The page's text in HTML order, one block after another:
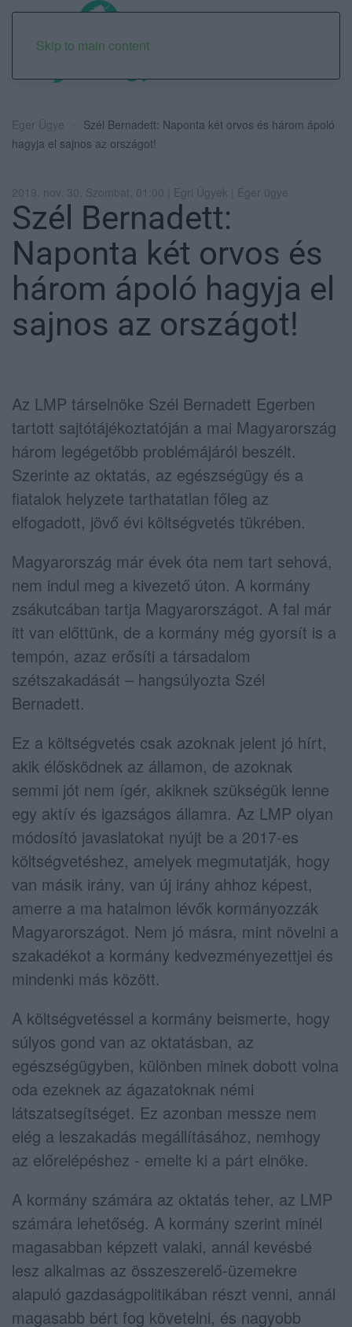
Skip to main content
Eger Ügye
Szél Bernadett: Naponta két orvos és három ápoló
hagyja el sajnos az országot!
2019. nov. 30. Szombat, 01:00 | Egri Ügyek | Eger ügye
Szél Bernadett:
Naponta két orvos és
három ápoló hagyja el
sajnos az országot!
Az LMP társelnöke Szél Bernadett Egerben
tartott sajtótájékoztatóján a mai Magyarország
három legégetőbb problémájáról beszélt.
Szerinte az oktatás, az egészségügy és a
fiatalok helyzete tarthatatlan főleg az
elfogadott, jövő évi költségvetés tükrében.
Magyarország már évek óta nem tart sehová,
nem indul meg a kivezető úton. A kormány
zsákutcában tartja Magyarországot. A fal már
itt van előttünk, de a kormány még gyorsít is a
tempón, azaz erősíti a társadalom
szétszakadását – hangsúlyozta Szél
Bernadett.
Ez a költségvetés csak azoknak jelent jó hírt,
akik élősködnek az államon, de azoknak
semmi jót nem ígér, akiknek szükségük lenne
egy aktív és igazságos államra. Az LMP olyan
módosító javaslatokat nyújt be a 2017-es
költségvetéshez, amelyek megmutatják, hogy
van másik irány, van új irány ahhoz képest,
amerre a ma hatalmon lévők kormányozzák
Magyarországot. Nem jó másra, mint növelni a
szakadékot a kormány kedvezményezettjei és
mindenki más között.
A költségvetéssel a kormány beismerte, hogy
súlyos gond van az oktatásban, az
egészségügyben, különben minek dobott volna
oda ezeknek az ágazatoknak némi
látszatsegítséget. Ez azonban messze nem
elég a leszakadás megállításához, nemhogy
az előrelépéshez - emelte ki a párt elnöke.
A kormány számára az oktatás teher, az LMP
számára lehetőség. A kormány szerint minél
magasabban képzett valaki, annál kevésbé
lesz alkalmas az összeszerelő-üzemekre
alapuló gazdaságpolitikában részt venni, annál
magasabb bért fog követelni, és nagyobb